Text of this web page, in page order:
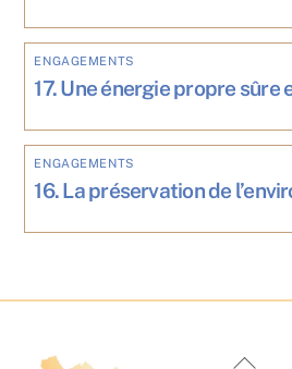
ENGAGEMENTS
17. Une énergie propre sûre
ENGAGEMENTS
16. La préservation de
Back